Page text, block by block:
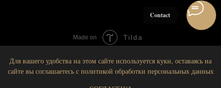
Contact
Для вашего удобства на этом сайте используется куки, оставаясь на
сайте вы соглашаетесь с политикой обработки персональных данных
Made on Tilda